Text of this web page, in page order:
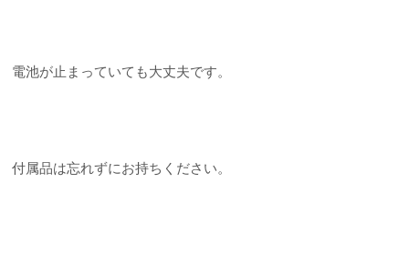
電池が止まっていても大丈夫です。
付属品は忘れずにお持ちください。